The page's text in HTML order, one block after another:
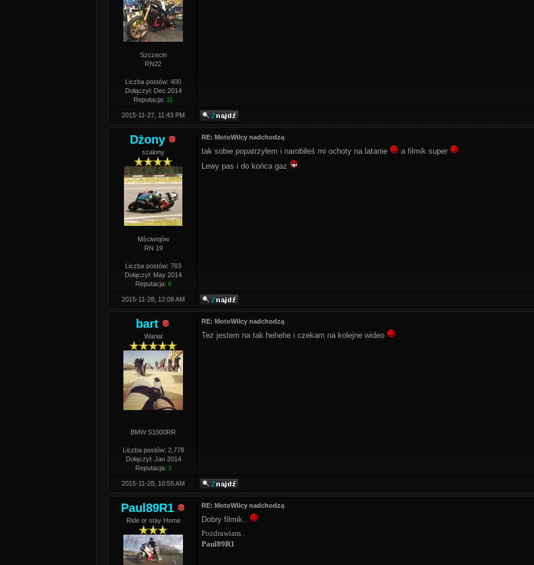
Szczecin
RN22
Liczba postów: 400
Dołączył: Dec 2014
Reputacja: 11
2015-11-27, 11:43 PM
Dżony
szalony
Mściwojów
RN 19
Liczba postów: 763
Dołączył: May 2014
Reputacja: 6
RE: MotoWilcy nadchodzą
tak sobie popatrzyłem i narobiłeś mi ochoty na latanie
a filmik super
Lewy pas i do końca gaz
2015-11-28, 12:08 AM
bart
Wariat
BMW S1000RR
Liczba postów: 2,778
Dołączył: Jan 2014
Reputacja: 2
RE: MotoWilcy nadchodzą
Tez jestem na tak hehehe i czekam na kolejne wideo
2015-11-28, 10:55 AM
Paul89R1
Ride or stay Home
RE: MotoWilcy nadchodzą
Dobry filmik..
Pozdrawiam..
Paul89R1